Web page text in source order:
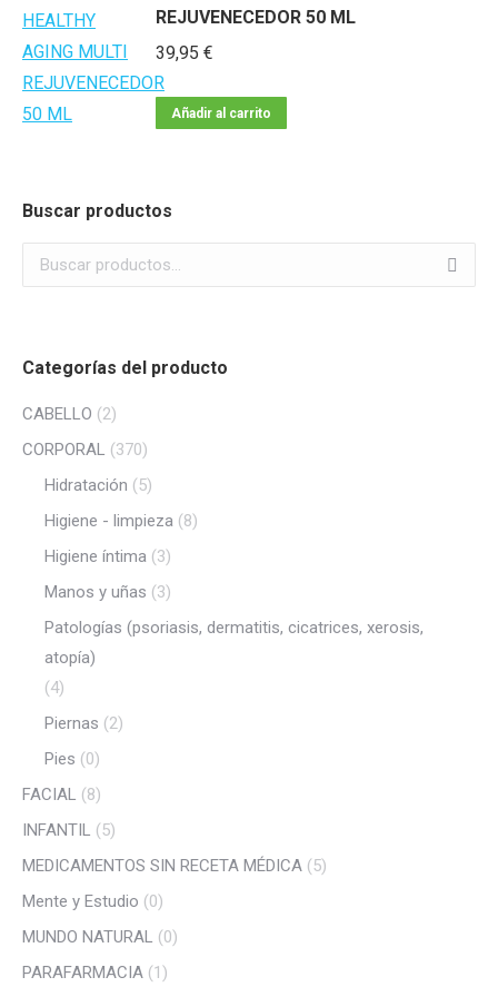
REJUVENECEDOR 50 ML
39,95 €
Añadir al carrito
Buscar productos
Categorías del producto
CABELLO (2)
CORPORAL (370)
Hidratación (5)
Higiene - limpieza (8)
Higiene íntima (3)
Manos y uñas (3)
Patologías (psoriasis, dermatitis, cicatrices, xerosis,
atopía)
(4)
Piernas (2)
Pies (0)
FACIAL (8)
INFANTIL (5)
MEDICAMENTOS SIN RECETA MÉDICA (5)
Mente y Estudio (0)
MUNDO NATURAL (0)
PARAFARMACIA (1)